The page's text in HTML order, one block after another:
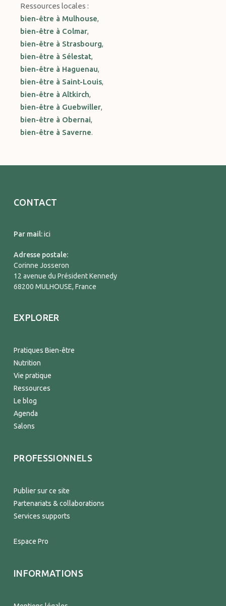
Ressources locales :
bien-être à Mulhouse,
bien-être à Colmar,
bien-être à Strasbourg,
bien-être à Sélestat,
bien-être à Haguenau,
bien-être à Saint-Louis,
bien-être à Altkirch,
bien-être à Guebwiller,
bien-être à Obernai,
bien-être à Saverne.
CONTACT
Par mail:ici
Adresse postale:
Corinne Josseron
12 avenue du Président Kennedy
68200 MULHOUSE, France
EXPLORER
Pratiques Bien-être
Nutrition
Vie pratique
Ressources
Le blog
Agenda
Salons
PROFESSIONNELS
Publier sur ce site
Partenariats & collaborations
Services supports
Espace Pro
INFORMATIONS